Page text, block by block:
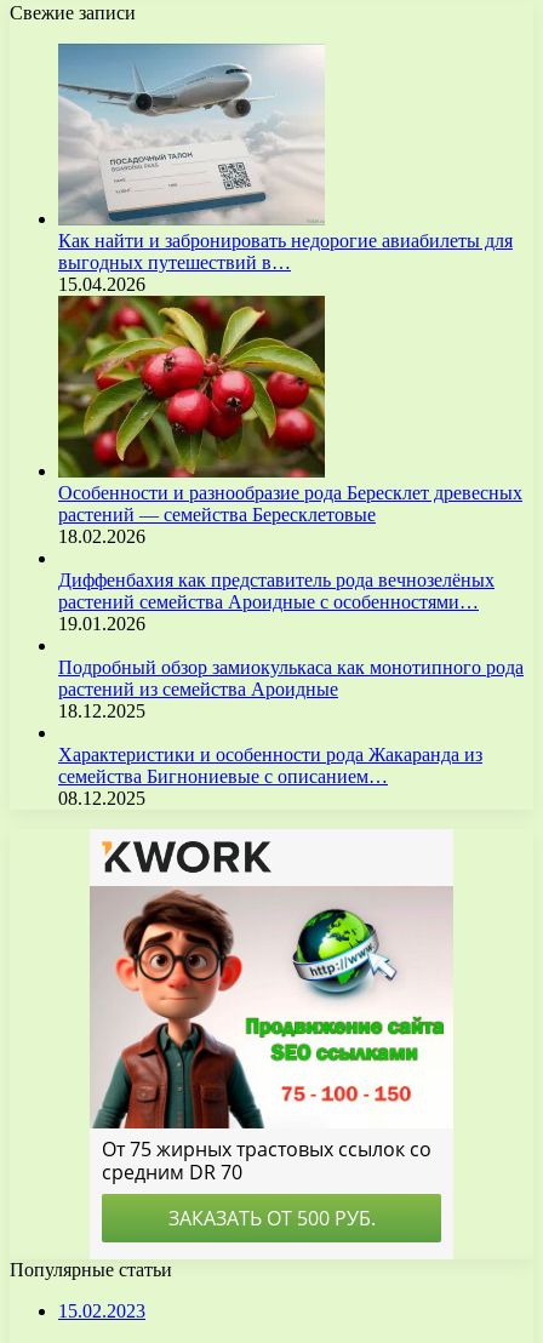
Свежие записи
Как найти и забронировать недорогие авиабилеты для
выгодных путешествий в…
15.04.2026
Особенности и разнообразие рода Бересклет древесных
растений — семейства Бересклетовые
18.02.2026
Диффенбахия как представитель рода вечнозелёных
растений семейства Ароидные с особенностями…
19.01.2026
Подробный обзор замиокулькаса как монотипного рода
растений из семейства Ароидные
18.12.2025
Характеристики и особенности рода Жакаранда из
семейства Бигнониевые с описанием…
08.12.2025
Популярные статьи
15.02.2023